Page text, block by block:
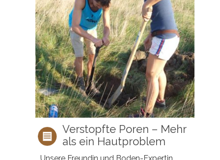
Verstopfte Poren – Mehr
als ein Hautproblem